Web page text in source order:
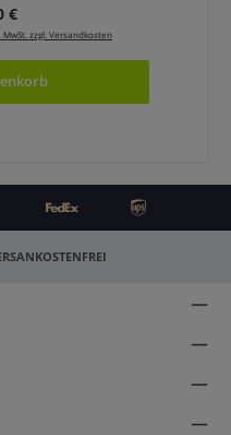
Preis:
€
MwSt. zzgl. Versandkosten